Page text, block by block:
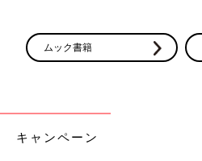
ムック書籍
キャンペーン